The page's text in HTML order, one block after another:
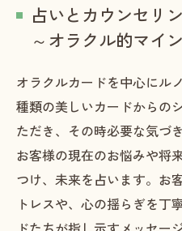
占いとカウンセリ
～オラクル的マイ
オラクルカードを中心にル
種類の美しいカードからの
ただき、その時必要な気づ
お客様の現在のお悩みや将
つけ、未来を占います。お
トレスや、心の揺らぎを丁